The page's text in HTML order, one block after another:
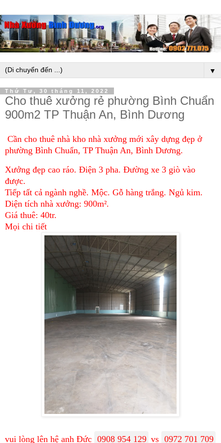
▼
Thứ Tư, 30 tháng 11, 2022
Cho thuê xưởng rẻ phường Bình Chuẩn
900m2 TP Thuận An, Bình Dương
Cần cho thuê nhà kho nhà xưởng mới xây dựng đẹp ở
phường Bình Chuẩn, TP Thuận An, Bình Dương.
Xưởng đẹp cao ráo. Điện 3 pha. Đường xe 3 giò vào
được.
Tiếp tất cả ngành nghề. Mộc. Gỗ hàng trắng. Ngủ kim.
Diện tích nhà xưởng: 900m².
Giá thuê: 40tr.
Mọi chi tiết
vui lòng lên hệ anh Đức 0908 954 129 vs 0972 701 709